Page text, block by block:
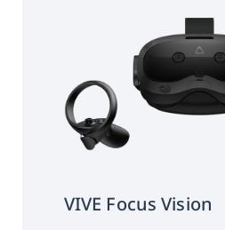
VIVE Focus Vision